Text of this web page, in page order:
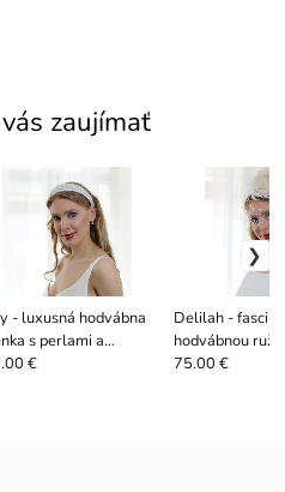
zaujímať
- luxusná hodvábna
s perlami a
€
Delilah -
hodvábnou
francúzskym
75.00 €